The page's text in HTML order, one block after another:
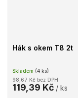
Hák s okem T8 2t
Skladem (4 ks)
98,67 Kč bez DPH
119,39 Kč / ks